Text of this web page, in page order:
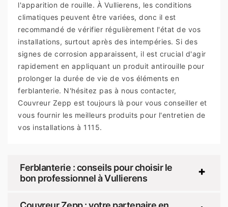
l'apparition de rouille. À Vullierens, les conditions
climatiques peuvent être variées, donc il est
recommandé de vérifier régulièrement l'état de vos
installations, surtout après des intempéries. Si des
signes de corrosion apparaissent, il est crucial d'agir
rapidement en appliquant un produit antirouille pour
prolonger la durée de vie de vos éléments en
ferblanterie. N'hésitez pas à nous contacter,
Couvreur Zepp est toujours là pour vous conseiller et
vous fournir les meilleurs produits pour l'entretien de
vos installations à 1115.
Ferblanterie : conseils pour choisir le
bon professionnel à Vullierens